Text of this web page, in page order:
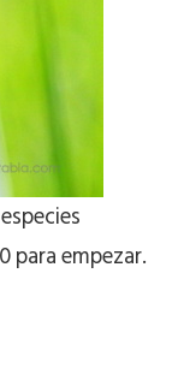
empezar.